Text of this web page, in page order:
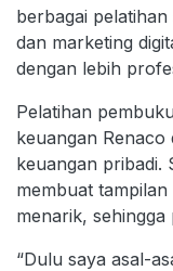
berbagai
dan marketing
dengan lebih
Pelatihan
keuangan
keuangan pribadi.
membuat tampilan
menarik, sehingga
“Dulu saya asal-